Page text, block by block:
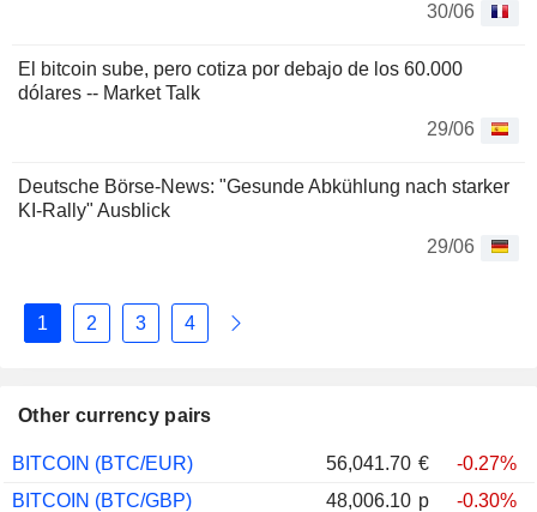
30/06
El bitcoin sube, pero cotiza por debajo de los 60.000
dólares -- Market Talk
29/06
Deutsche Börse-News: "Gesunde Abkühlung nach starker
KI-Rally" Ausblick
29/06
1 2 3 4
Other currency pairs
BITCOIN (BTC/EUR) 56,041.70 €
-0.27%
BITCOIN (BTC/GBP)
48,006.10 p -0.30%